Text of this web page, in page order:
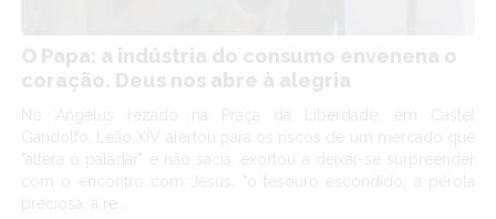
O Papa: a indústria do consumo envenena o
coração. Deus nos abre à alegria
No Angelus rezado na Praça da Liberdade, em Castel
Gandolfo, Leão XIV alertou para os riscos de um mercado que
"altera o paladar" e não sacia, exortou a deixar-se surpreender
com o encontro com Jesus, "o tesouro escondido, a pérola
preciosa, a re...